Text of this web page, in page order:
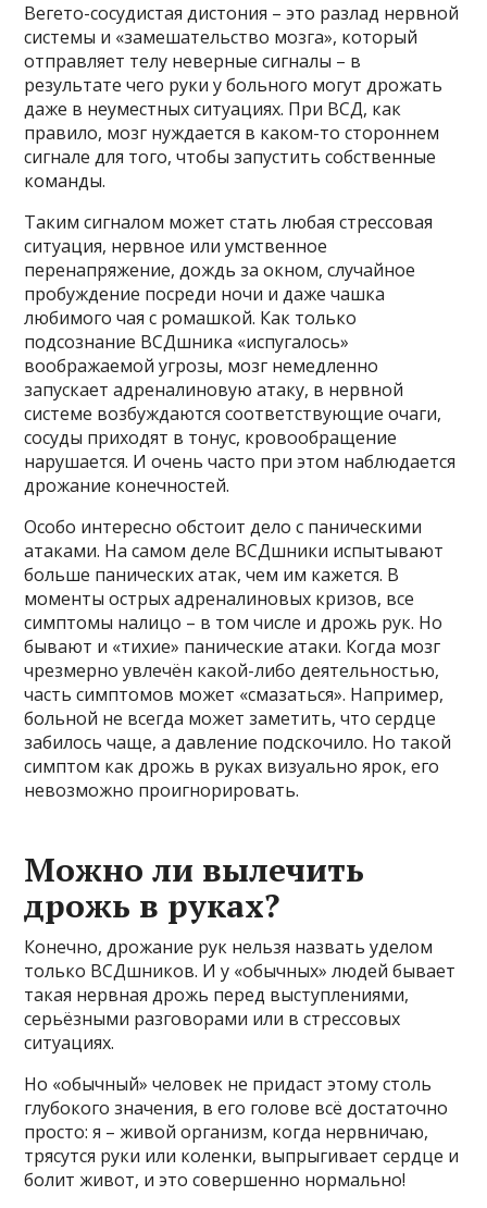
Вегето-сосудистая дистония – это разлад нервной
системы и «замешательство мозга», который
отправляет телу неверные сигналы – в
результате чего руки у больного могут дрожать
даже в неуместных ситуациях. При ВСД, как
правило, мозг нуждается в каком-то стороннем
сигнале для того, чтобы запустить собственные
команды.
Таким сигналом может стать любая стрессовая
ситуация, нервное или умственное
перенапряжение, дождь за окном, случайное
пробуждение посреди ночи и даже чашка
любимого чая с ромашкой. Как только
подсознание ВСДшника «испугалось»
воображаемой угрозы, мозг немедленно
запускает адреналиновую атаку, в нервной
системе возбуждаются соответствующие очаги,
сосуды приходят в тонус, кровообращение
нарушается. И очень часто при этом наблюдается
дрожание конечностей.
Особо интересно обстоит дело с паническими
атаками. На самом деле ВСДшники испытывают
больше панических атак, чем им кажется. В
моменты острых адреналиновых кризов, все
симптомы налицо – в том числе и дрожь рук. Но
бывают и «тихие» панические атаки. Когда мозг
чрезмерно увлечён какой-либо деятельностью,
часть симптомов может «смазаться». Например,
больной не всегда может заметить, что сердце
забилось чаще, а давление подскочило. Но такой
симптом как дрожь в руках визуально ярок, его
невозможно проигнорировать.
Можно ли вылечить
дрожь в руках?
Конечно, дрожание рук нельзя назвать уделом
только ВСДшников. И у «обычных» людей бывает
такая нервная дрожь перед выступлениями,
серьёзными разговорами или в стрессовых
ситуациях.
Но «обычный» человек не придаст этому столь
глубокого значения, в его голове всё достаточно
просто: я – живой организм, когда нервничаю,
трясутся руки или коленки, выпрыгивает сердце и
болит живот, и это совершенно нормально!